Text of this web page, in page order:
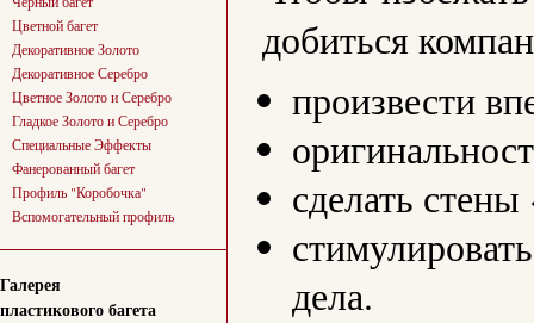
Цветной багет
Декоративное Золото
Декоративное Серебро
Цветное Золото и Серебро
Гладкое Золото и Серебро
Специальные Эффекты
Фанерованный багет
Профиль "Коробочка"
Вспомогательный профиль
Галерея
пластикового багета
добиться
произвести
сделать
дела.